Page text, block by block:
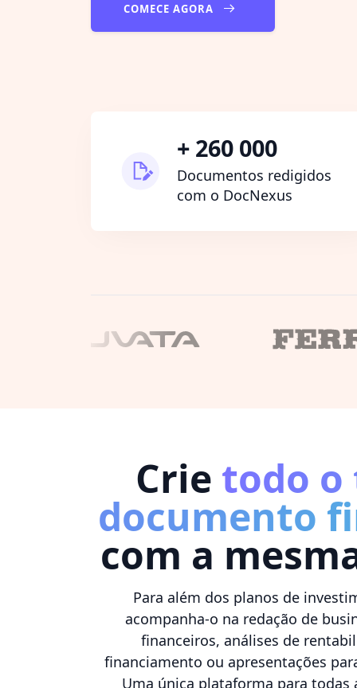
COMECE AGORA
+ 260 000
Documentos redigidos
com o DocNexus
Crie todo o
documento
com a
Para além dos planos de
acompanha-o na redação de
financeiros, análises de
financiamento ou apresentações
Uma única plataforma para todas